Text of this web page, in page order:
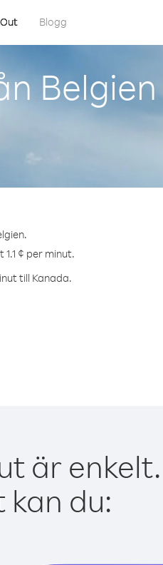
Blogg
Belgien
¢ per minut.
till Kanada.
är enkelt.
du: